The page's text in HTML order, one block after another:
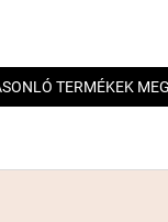
TERMÉKEK